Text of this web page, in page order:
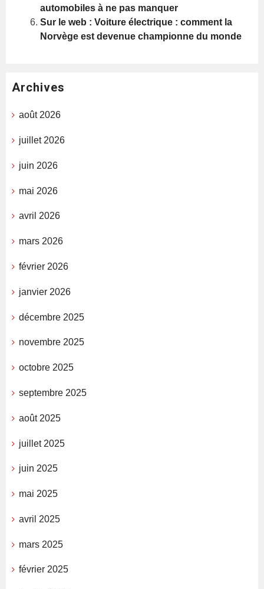
automobiles à ne pas manquer
Sur le web : Voiture électrique : comment la
Norvège est devenue championne du monde
Archives
août 2026
juillet 2026
juin 2026
mai 2026
avril 2026
mars 2026
février 2026
janvier 2026
décembre 2025
novembre 2025
octobre 2025
septembre 2025
août 2025
juillet 2025
juin 2025
mai 2025
avril 2025
mars 2025
février 2025